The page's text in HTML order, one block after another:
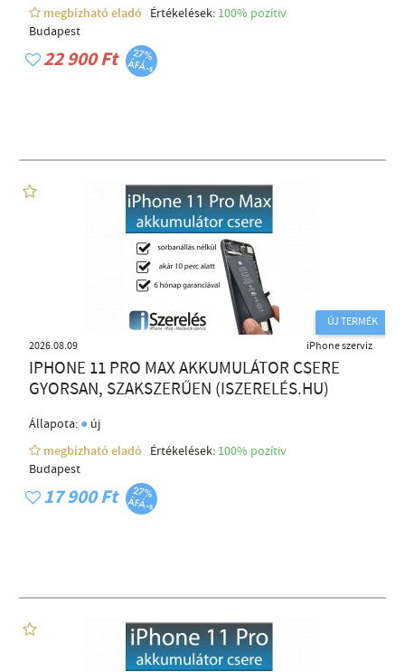
megbízható eladó
Értékelések: 100% pozítiv
Budapest
22 900 Ft
ÚJ TERMÉK
2026.08.09
iPhone szerviz
IPHONE 11 PRO MAX AKKUMULÁTOR CSERE
GYORSAN, SZAKSZERŰEN (ISZERELÉS.HU)
Állapota: ● új
megbízható eladó
Értékelések: 100% pozítiv
Budapest
17 900 Ft